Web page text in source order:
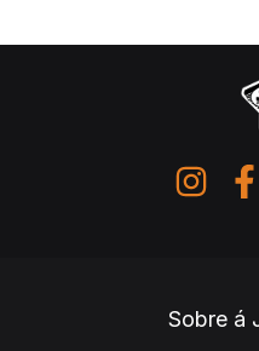
Sobre á